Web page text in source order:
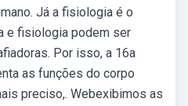
Já a fisiologia é o
e fisiologia podem ser
Por isso, a 16a
as funções do corpo
preciso,. Webexibimos as